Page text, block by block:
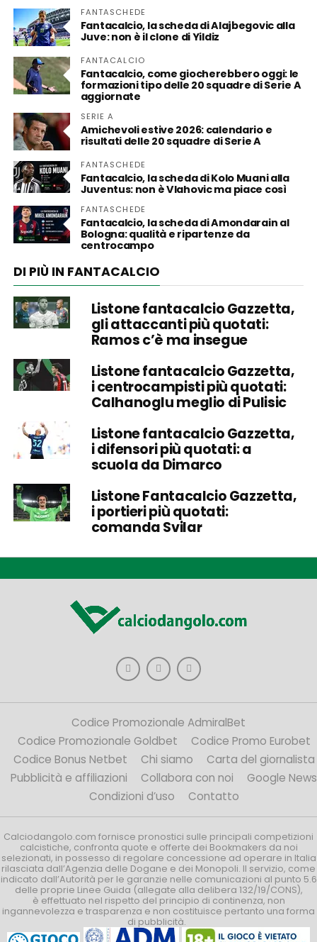
FANTASCHEDE
Fantacalcio, la scheda di Alajbegovic alla
Juve: non è il clone di Yildiz
FANTACALCIO
Fantacalcio, come giocherebbero oggi: le
formazioni tipo delle 20 squadre di Serie A
aggiornate
SERIE A
Amichevoli estive 2026: calendario e
risultati delle 20 squadre di Serie A
FANTASCHEDE
Fantacalcio, la scheda di Kolo Muani alla
Juventus: non è Vlahovic ma piace così
FANTASCHEDE
Fantacalcio, la scheda di Amondarain al
Bologna: qualità e ripartenze da
centrocampo
DI PIÙ IN FANTACALCIO
Listone fantacalcio Gazzetta,
gli attaccanti più quotati:
Ramos c’è ma insegue
Listone fantacalcio Gazzetta,
i centrocampisti più quotati:
Calhanoglu meglio di Pulisic
Listone fantacalcio Gazzetta,
i difensori più quotati: a
scuola da Dimarco
Listone Fantacalcio Gazzetta,
i portieri più quotati:
comanda Svilar
Codice Promozionale AdmiralBet
Codice Promozionale Goldbet
Codice Promo Eurobet
Codice Bonus Netbet
Chi siamo
Carta del giornalista
Pubblicità e affiliazioni
Collabora con noi
Google News
Condizioni d’uso
Contatto
Calciodangolo.com fornisce pronostici sulle principali competizioni
calcistiche, confronta quote e offerte dei Bookmakers da noi
selezionati, in possesso di regolare concessione ad operare in Italia
rilasciata dall’Agenzia delle Dogane e dei Monopoli. Il servizio, come
indicato dall’Autorità per le garanzie nelle comunicazioni al punto 5.6
delle proprie Linee Guida (allegate alla delibera 132/19/CONS),
è effettuato nel rispetto del principio di continenza, non
ingannevolezza e trasparenza e non costituisce pertanto una forma
di pubblicità.